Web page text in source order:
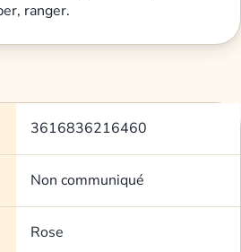
ranger.
3616836216460
Non communiqué
Rose